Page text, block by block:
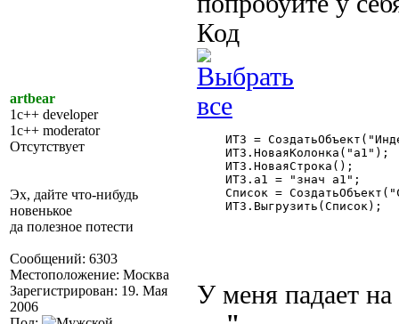
artbear
1c++ developer
1c++ moderator
Отсутствует
Эх, дайте что-нибудь
новенькое
да полезное потести
Сообщений: 6303
Местоположение: Москва
Зарегистрирован: 19. Мая
2006
Код
ИТЗ =
ИТЗ.НоваяКолонка("а1");
ИТЗ.НоваяСтрока();
ИТЗ.а1 = "знач а1";
Список =
ИТЗ.Выгрузить(Список);
У меня падает